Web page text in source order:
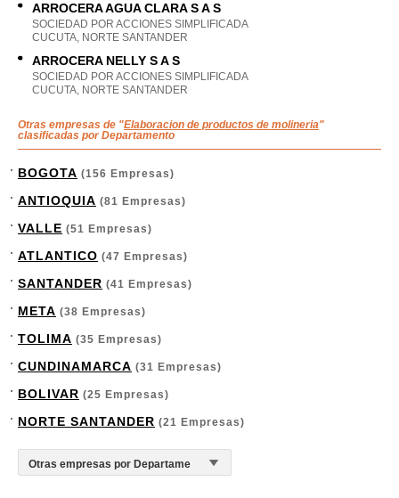
ARROCERA AGUA CLARA S A S
SOCIEDAD POR ACCIONES SIMPLIFICADA
CUCUTA, NORTE SANTANDER
ARROCERA NELLY S A S
SOCIEDAD POR ACCIONES SIMPLIFICADA
CUCUTA, NORTE SANTANDER
Otras empresas de "Elaboracion de productos de molineria"
clasificadas por Departamento
BOGOTA (156 Empresas)
ANTIOQUIA (81 Empresas)
VALLE (51 Empresas)
ATLANTICO (47 Empresas)
SANTANDER (41 Empresas)
META (38 Empresas)
TOLIMA (35 Empresas)
CUNDINAMARCA (31 Empresas)
BOLIVAR (25 Empresas)
NORTE SANTANDER (21 Empresas)